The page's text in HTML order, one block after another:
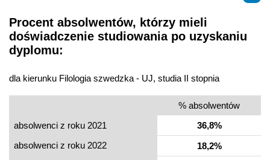
Procent absolwentów, którzy mieli
doświadczenie studiowania po uzyskaniu
dyplomu:
dla kierunku Filologia szwedzka - UJ, studia II stopnia
% absolwentów
absolwenci z roku 2021
36,8%
absolwenci z roku 2022
18,2%